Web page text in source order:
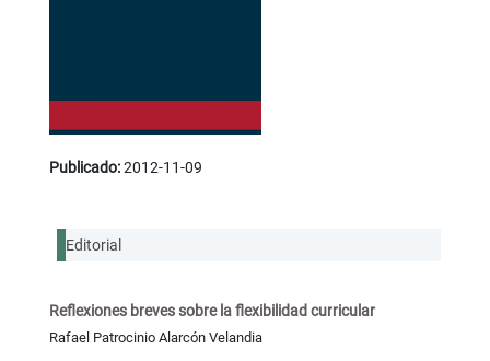
Publicado:2012-11-09
Editorial
Reflexiones breves sobre la flexibilidad curricular
Rafael Patrocinio Alarcón Velandia